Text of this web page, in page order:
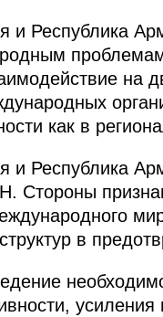
и Республика
как в
и Республика
Стороны
в